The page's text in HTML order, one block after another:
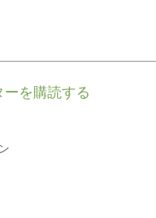
を購読する